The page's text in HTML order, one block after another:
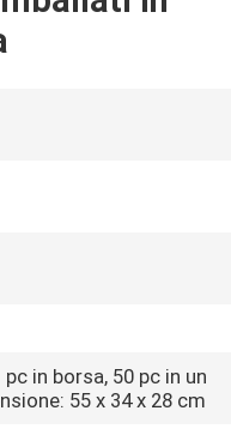
in borsa, 50 pc in un
55 x 34 x 28 cm